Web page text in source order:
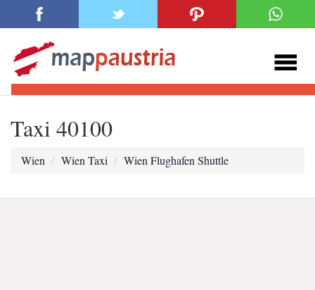
Taxi 40100
Wien Wien Taxi Wien Flughafen Shuttle